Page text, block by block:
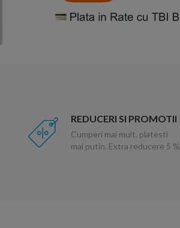
REDUCERI SI PROMOTII
Cumperi mai mult, platesti
mai putin. Extra reducere 5 %